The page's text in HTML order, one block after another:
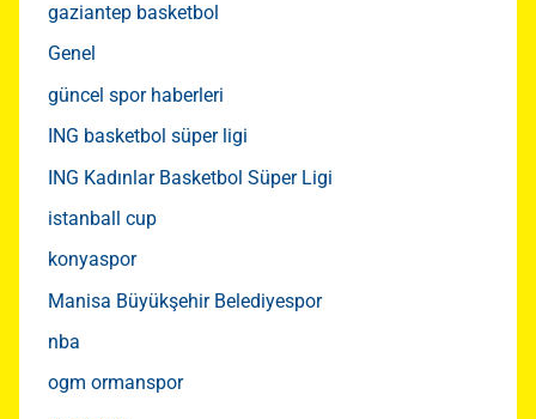
gaziantep basketbol
Genel
güncel spor haberleri
ING basketbol süper ligi
ING Kadınlar Basketbol Süper Ligi
istanball cup
konyaspor
Manisa Büyükşehir Belediyespor
nba
ogm ormanspor